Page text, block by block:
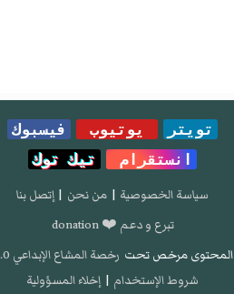
تويتر يوتيوب
فيسبوك
انستقرام
تيك توك
سياسة الخصوصية | من نحن | إتصل بنا
تبرع و دعم ❤️ donation
المحتوى مرخص تحت رخصة المشاع الإبداعي 3.0
شروط الإستخدام | إخلاء المسؤولية